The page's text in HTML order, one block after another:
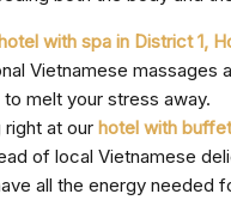
with spa in District 1,
Vietnamese massages
melt your stress away.
right at our hotel with
of local Vietnamese
all the energy needed